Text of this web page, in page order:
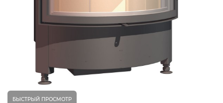
БЫСТРЫЙ ПРОСМОТР